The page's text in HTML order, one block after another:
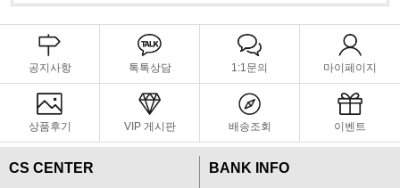
공지사항 톡톡상담 1:1문의 마이페이지
상품후기 VIP 게시판 배송조회 이벤트
CS CENTER
BANK INFO